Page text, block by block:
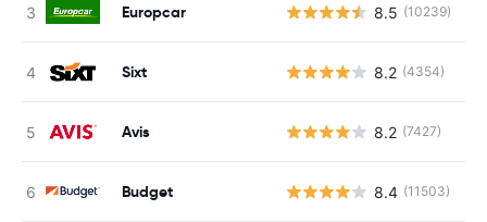
Europcar 8.5 (10239)
Sixt 8.2 (4354)
Avis 8.2 (7427)
Budget 8.4 (11503)